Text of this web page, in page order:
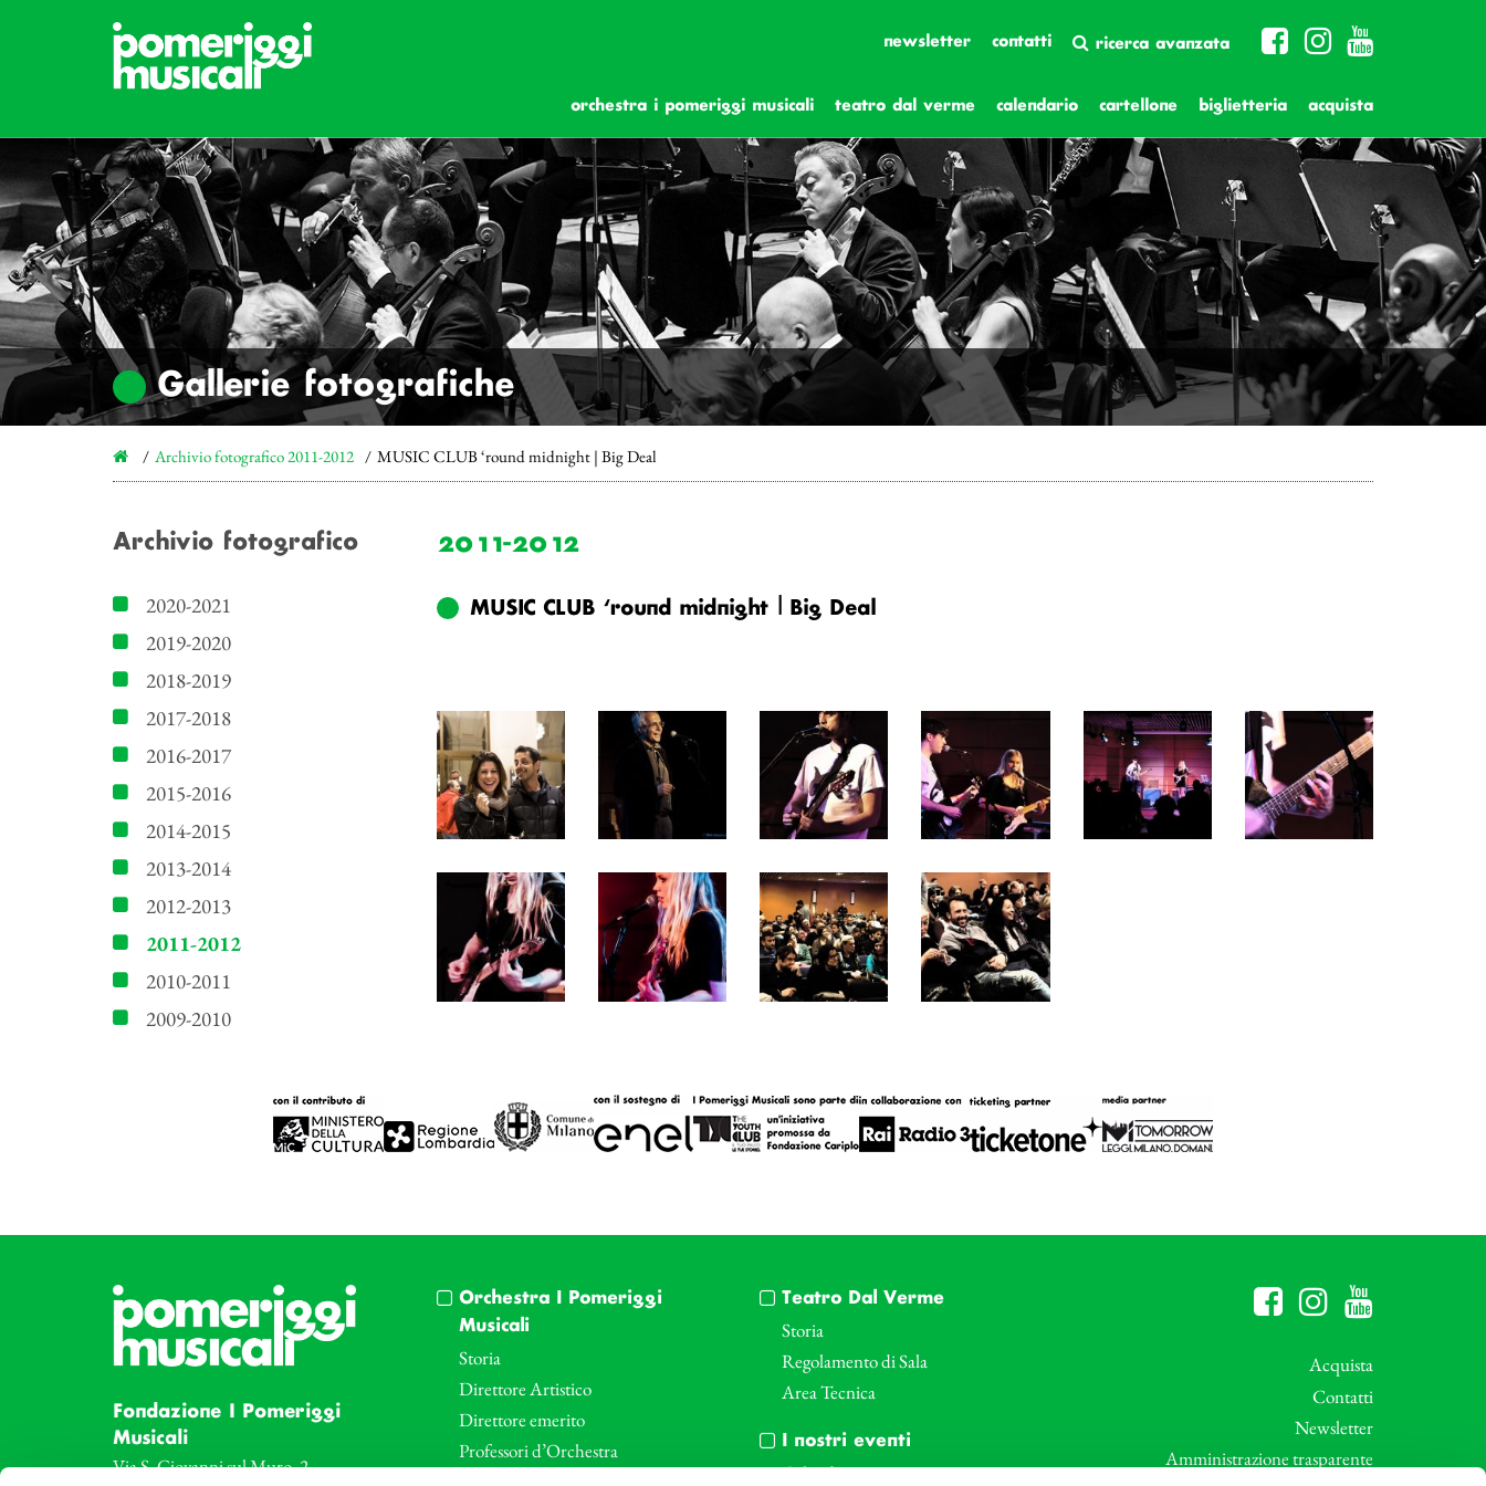
newsletter contatti ricerca avanzata
orchestra i pomeriggi musicali teatro dal verme calendario cartellone biglietteria acquista
Gallerie fotografiche
Archivio fotografico 2011-2012 MUSIC CLUB ‘round midnight | Big Deal
Archivio fotografico
2020-2021
2019-2020
2018-2019
2017-2018
2016-2017
2015-2016
2014-2015
2013-2014
2012-2013
2011-2012
2010-2011
2009-2010
2011-2012
MUSIC CLUB ‘round midnight | Big Deal
Fondazione I Pomeriggi
Musicali
Via S. Giovanni sul Muro, 2
Orchestra I Pomeriggi
Musicali
Storia
Direttore Artistico
Direttore emerito
Professori d’Orchestra
Teatro Dal Verme
Storia
Regolamento di Sala
Area Tecnica
I nostri eventi
Calendario
Acquista
Contatti
Newsletter
Amministrazione trasparente